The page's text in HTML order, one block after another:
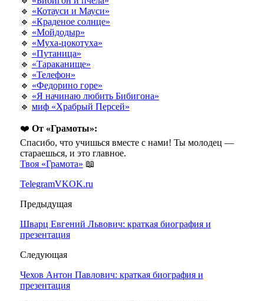
🔹 «Котауси и Мауси»
🔹 «Краденое солнце»
🔹 «Мойдодыр»
🔹 «Муха-цокотуха»
🔹 «Путаница»
🔹 «Тараканище»
🔹 «Телефон»
🔹 «Федорино горе»
🔹 «Я начинаю любить Бибигона»
🔹 миф «Храбрый Персей»
❤️ От «Грамоты»:
Спасибо, что учишься вместе с нами! Ты молодец —
стараешься, и это главное.
Твоя «Грамота» 📖
TelegramVKOK.ru
Предыдущая
Шварц Евгений Львович: краткая биография и
презентация
Следующая
Чехов Антон Павлович: краткая биография и
презентация